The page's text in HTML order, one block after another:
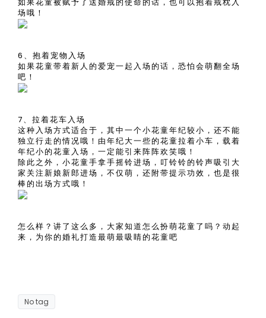
场哦！
6、抱着宠物入场
如果花童带着新人的爱宠一起入场的话，恐怕会萌翻全场
吧！
7、拉着花车入场
这种入场方式适合于，其中一个小花童年纪较小，还不能
独立行走的情况哦！由年纪大一些的花童拉着小车，载着
年纪小的花童入场，一定能引来阵阵欢笑哦！
除此之外，小花童手拿手摇铃进场，叮铃铃的铃声吸引大
家关注新娘新郎进场，不仅萌，还附带提示功效，也是很
棒的出场方式哦！
怎么样？讲了这么多，大家知道怎么扮萌花童了吗？动起
来，为你的婚礼打造最萌最吸睛的花童吧
No tag